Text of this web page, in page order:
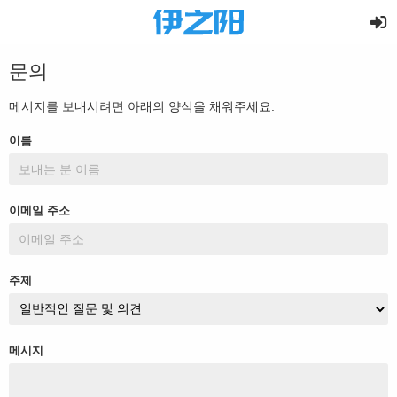
문의
메시지를 보내시려면 아래의 양식을 채워주세요.
이름
이메일 주소
주제
메시지